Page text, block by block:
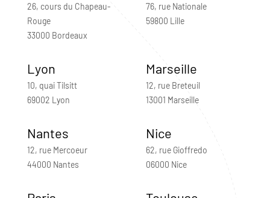
26, cours du Chapeau-
Rouge
33000 Bordeaux
76, rue Nationale
59800 Lille
Lyon
10, quai Tilsitt
69002 Lyon
Marseille
12, rue Breteuil
13001 Marseille
Nantes
12, rue Mercoeur
44000 Nantes
Nice
62, rue Gioffredo
06000 Nice